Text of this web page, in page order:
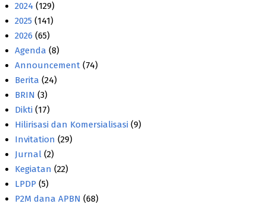
2024 (129)
2025 (141)
2026 (65)
Agenda (8)
Announcement (74)
Berita (24)
BRIN (3)
Dikti (17)
Hilirisasi dan Komersialisasi (9)
Invitation (29)
Jurnal (2)
Kegiatan (22)
LPDP (5)
P2M dana APBN (68)